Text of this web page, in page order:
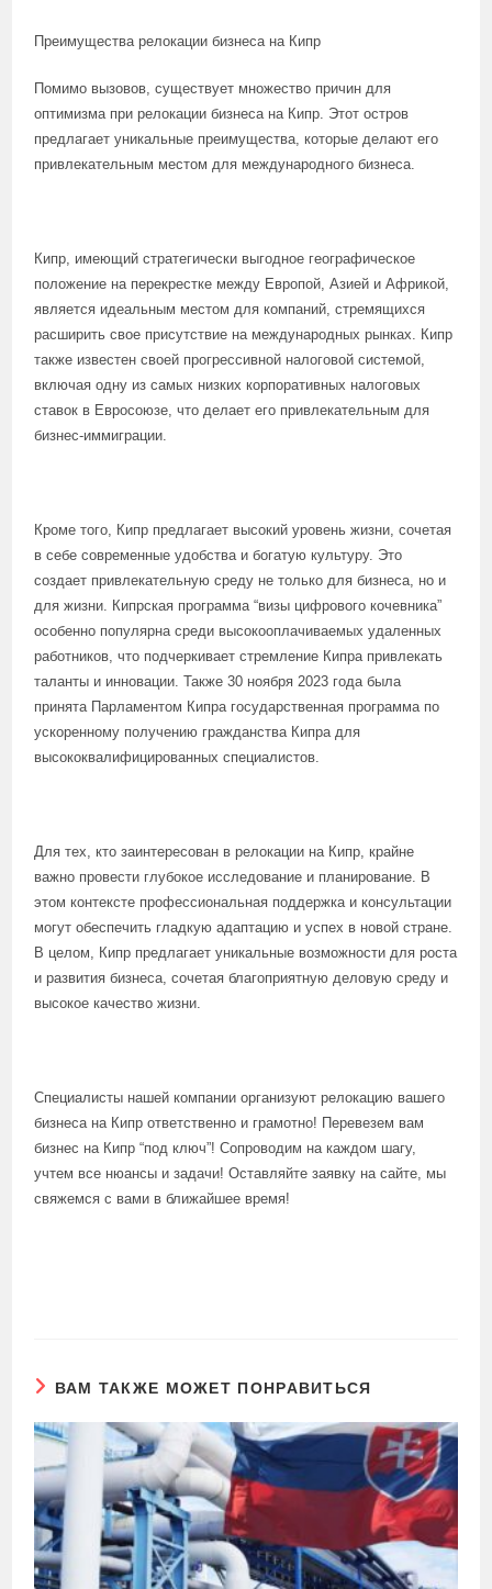
Преимущества релокации бизнеса на Кипр
Помимо вызовов, существует множество причин для
оптимизма при релокации бизнеса на Кипр. Этот остров
предлагает уникальные преимущества, которые делают его
привлекательным местом для международного бизнеса.
Кипр, имеющий стратегически выгодное географическое
положение на перекрестке между Европой, Азией и Африкой,
является идеальным местом для компаний, стремящихся
расширить свое присутствие на международных рынках. Кипр
также известен своей прогрессивной налоговой системой,
включая одну из самых низких корпоративных налоговых
ставок в Евросоюзе, что делает его привлекательным для
бизнес-иммиграции.
Кроме того, Кипр предлагает высокий уровень жизни, сочетая
в себе современные удобства и богатую культуру. Это
создает привлекательную среду не только для бизнеса, но и
для жизни. Кипрская программа “визы цифрового кочевника”
особенно популярна среди высокооплачиваемых удаленных
работников, что подчеркивает стремление Кипра привлекать
таланты и инновации. Также 30 ноября 2023 года была
принята Парламентом Кипра государственная программа по
ускоренному получению гражданства Кипра для
высококвалифицированных специалистов.
Для тех, кто заинтересован в релокации на Кипр, крайне
важно провести глубокое исследование и планирование. В
этом контексте профессиональная поддержка и консультации
могут обеспечить гладкую адаптацию и успех в новой стране.
В целом, Кипр предлагает уникальные возможности для роста
и развития бизнеса, сочетая благоприятную деловую среду и
высокое качество жизни.
Специалисты нашей компании организуют релокацию вашего
бизнеса на Кипр ответственно и грамотно! Перевезем вам
бизнес на Кипр “под ключ”! Сопроводим на каждом шагу,
учтем все нюансы и задачи! Оставляйте заявку на сайте, мы
свяжемся с вами в ближайшее время!
ВАМ ТАКЖЕ МОЖЕТ ПОНРАВИТЬСЯ